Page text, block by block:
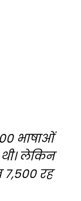
भाषाओं
लेकिन
रह